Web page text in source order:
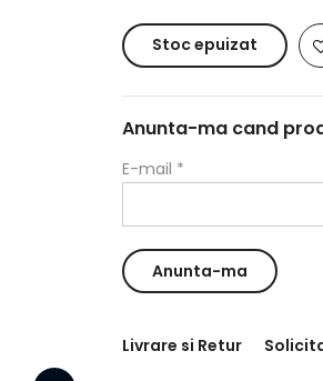
Stoc epuizat
Anunta-ma cand
E-mail *
Livrare si Retur